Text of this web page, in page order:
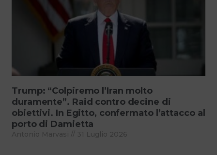
Trump: “Colpiremo l’Iran molto
duramente”. Raid contro decine di
obiettivi. In Egitto, confermato l’attacco al
porto di Damietta
Antonio Marvasi 31 Luglio 2026